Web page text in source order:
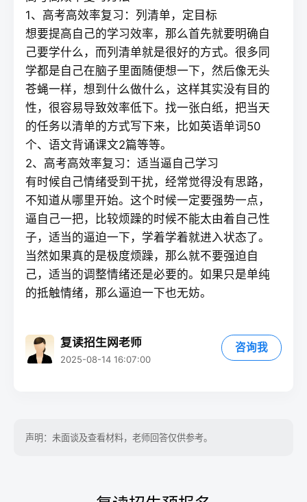
1、高考高效率复习：列清单，定目标
想要提高自己的学习效率，那么首先就要明确自
己要学什么，而列清单就是很好的方式。很多同
学都是自己在脑子里面随便想一下，然后像无头
苍蝇一样，想到什么做什么，这样其实没有目的
性，很容易导致效率低下。找一张白纸，把当天
的任务以清单的方式写下来，比如英语单词50
个、语文背诵课文2篇等等。
2、高考高效率复习：适当逼自己学习
有时候自己情绪受到干扰，经常觉得没有思路，
不知道从哪里开始。这个时候一定要强势一点，
逼自己一把，比较烦躁的时候不能太由着自己性
子，适当的逼迫一下，学着学着就进入状态了。
当然如果真的是极度烦躁，那么就不要强迫自
己，适当的调整情绪还是必要的。如果只是单纯
的抵触情绪，那么逼迫一下也无妨。
复读招生网老师
2025-08-14 16:07:00
咨询我
声明：未面谈及查看材料，老师回答仅供参考。